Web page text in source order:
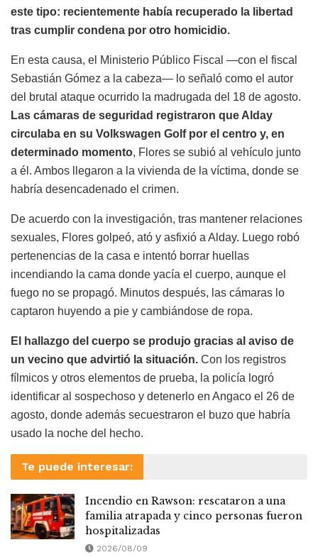
este tipo: recientemente había recuperado la libertad
tras cumplir condena por otro homicidio.
En esta causa, el Ministerio Público Fiscal —con el fiscal
Sebastián Gómez a la cabeza— lo señaló como el autor
del brutal ataque ocurrido la madrugada del 18 de agosto.
Las cámaras de seguridad registraron que Alday
circulaba en su Volkswagen Golf por el centro y, en
determinado momento, Flores se subió al vehículo junto
a él. Ambos llegaron a la vivienda de la víctima, donde se
habría desencadenado el crimen.
De acuerdo con la investigación, tras mantener relaciones
sexuales, Flores golpeó, ató y asfixió a Alday. Luego robó
pertenencias de la casa e intentó borrar huellas
incendiando la cama donde yacía el cuerpo, aunque el
fuego no se propagó. Minutos después, las cámaras lo
captaron huyendo a pie y cambiándose de ropa.
El hallazgo del cuerpo se produjo gracias al aviso de
un vecino que advirtió la situación. Con los registros
fílmicos y otros elementos de prueba, la policía logró
identificar al sospechoso y detenerlo en Angaco el 26 de
agosto, donde además secuestraron el buzo que habría
usado la noche del hecho.
Te puede interesar:
Incendio en Rawson: rescataron a una
familia atrapada y cinco personas fueron
hospitalizadas
2026/08/09